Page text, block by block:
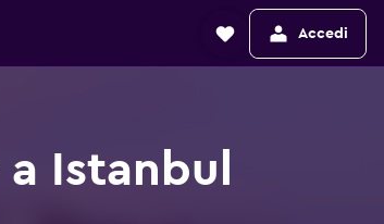
Accedi
Istanbul